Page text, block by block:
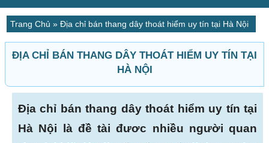
Trang Chủ » Địa chỉ bán thang dây thoát hiểm uy tín tại Hà Nội
ĐỊA CHỈ BÁN THANG DÂY THOÁT HIỂM UY TÍN TẠI
HÀ NỘI
Địa chỉ bán thang dây thoát hiểm uy tín tại
Hà Nội là đề tài đươc nhiều người quan